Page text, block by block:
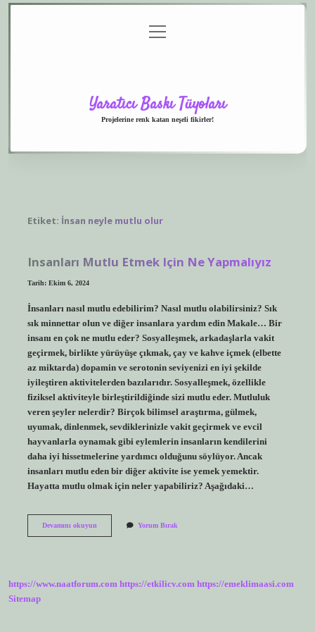
menüyü
aç
Yaratıcı Baskı Tüyoları
Projelerine renk katan neşeli fikirler!
Etiket: İnsan neyle mutlu olur
Insanları Mutlu Etmek Için Ne Yapmalıyız
Tarih: Ekim 6, 2024
İnsanları nasıl mutlu edebilirim? Nasıl mutlu olabilirsiniz? Sık
sık minnettar olun ve diğer insanlara yardım edin Makale… Bir
insanı en çok ne mutlu eder? Sosyalleşmek, arkadaşlarla vakit
geçirmek, birlikte yürüyüşe çıkmak, çay ve kahve içmek (elbette
az miktarda) dopamin ve serotonin seviyenizi en iyi şekilde
iyileştiren aktivitelerden bazılarıdır. Sosyalleşmek, özellikle
fiziksel aktiviteyle birleştirildiğinde sizi mutlu eder. Mutluluk
veren şeyler nelerdir? Birçok bilimsel araştırma, gülmek,
uyumak, dinlenmek, sevdiklerinizle vakit geçirmek ve evcil
hayvanlarla oynamak gibi eylemlerin insanların kendilerini
daha iyi hissetmelerine yardımcı olduğunu söylüyor. Ancak
insanları mutlu eden bir diğer aktivite ise yemek yemektir.
Hayatta mutlu olmak için neler yapabiliriz? Aşağıdaki…
Devamını okuyunInsanları
Yorum Bırak
https://www.naatforum.com https://etkilicv.com https://emeklimaasi.com
Sitemap